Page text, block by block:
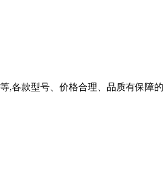
,各款型号、价格合理、品质有保障